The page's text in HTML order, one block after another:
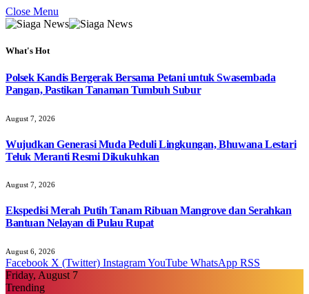
Close Menu
What's Hot
Polsek Kandis Bergerak Bersama Petani untuk Swasembada
Pangan, Pastikan Tanaman Tumbuh Subur
August 7, 2026
Wujudkan Generasi Muda Peduli Lingkungan, Bhuwana Lestari
Teluk Meranti Resmi Dikukuhkan
August 7, 2026
Ekspedisi Merah Putih Tanam Ribuan Mangrove dan Serahkan
Bantuan Nelayan di Pulau Rupat
August 6, 2026
Facebook X (Twitter) InstagramYouTube WhatsApp RSS
Friday, August 7
Trending